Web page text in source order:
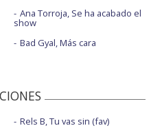
Ana Torroja, Se ha acabado el
show
Bad Gyal, Más cara
Rels B, Tu vas sin (fav)